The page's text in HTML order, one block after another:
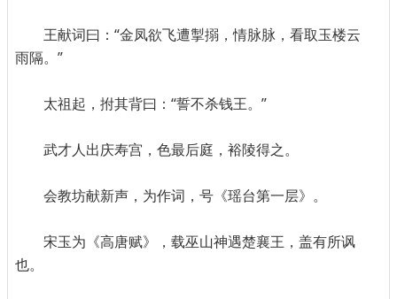
王献词曰：“金凤欲飞遭掣搦，情脉脉，看取玉楼云
雨隔。”
太祖起，拊其背曰：“誓不杀钱王。”
武才人出庆寿宫，色最后庭，裕陵得之。
会教坊献新声，为作词，号《瑶台第一层》。
宋玉为《高唐赋》，载巫山神遇楚襄王，盖有所讽
也。